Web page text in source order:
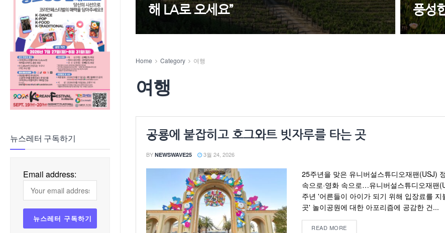
뉴스레터 구독하기
Email address:
해 LA로 오세요”
풍성
Home Category 여행
여행
공룡에 붙잡히고 호그와트 빗자루를 타는 곳
BY NEWSWAVE25 3월 24, 2026
25주년을 맞은 유니버설스튜디오재팬(USJ)
속으로·영화 속으로…유니버설스튜디오재팬
주년 '어른들이 아이가 되기 위해 입장료를 지
곳' 놀이공원에 대한 아포리즘에 공감한 건...
READ MORE